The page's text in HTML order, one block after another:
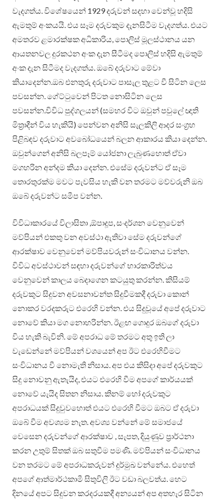
වැදගත්ය. විශේෂයෙන් 1929 දරුවන් සදහා වෙන්වූ හදිසි
ඇමතුම් අංකයයි. එය සෑම දරුවකුම දැනසිටීම වැදගත්ය. එයට
අමතරව ළමාරක්ෂක අධිකාරිය, පොලිස් මූලස්ථානය යන
ආයතනවල දුරකථන අංක දැන සීටීමද පොලිස් හදිසි ඇමතුම්
අංක දැන සිටීමද වැදගත්ය. ඔබේ දරුවාට මේවා
කියාදෙන්න.ඔබ එනතුරු දරුවාට පාසැල තුළට වී සිටින ලෙස
පවසන්න. ගේට්ටුවෙන් පිටත නොසිටින ලෙස
පවසන්න.විවිධ පුද්ගලයන් (සමහර විට ඔවුන් පවුලේ ඥාති
මිත්‍රාදීන් විය හැකියි) පෙන්වන අනිසි සැලකිලි ආදර සංග්‍රහ
පිළිබඳව දරුවාට අවබෝධයෙන් බලන ආකාරය කියා දෙන්න.
ඔවුන්ගෙන් අනිසි බලපෑම් යෝජනා ලැබුණහොත් ඒවා
මගහරින අන්දම කියා දෙන්න. එසේම දරුවන්ට ඒ සෑම
තොරතුරක්ම මවට පැවසිය හැකි වන තරමට මව්වරුනි ඔබ
ඔබේ දරුවන්ට සමීප වන්න.
විවිධාකාරයේ විලාසිතා ,ඕපාදූප, සංදර්ශන වෙනුවෙන්
මව්පියන් එකතු වන අවස්ථා ඇතිවා සේම දරුවන්ගේ
ආරක්ෂාව වෙනුවෙන් මව්පියවරුන් සංවිධානය වන්න.
විවිධ අවස්ථාවන් සඳහා දරුවන්ගේ භාරකාරිත්වය
වෙනුවෙන් කාලය බෙදාගෙන කටයුතු කරන්න. කිසියම්
දරුවකුට සිදුවන අවසනාවන්ත සිදුවීමකදී දරුවා කොන්
නොකර වරදකරුට එරෙහි වන්න. එය සිදුවූයේ අපේ දරුවාට
නොවේ කියා මග නොහරින්න. ඊළඟ ගොදුර ඔබගේ දරුවා
විය හැකි බැවිනි. මේ අපරාධ මේ තරමට අතු ඉති ලා
වැඩෙන්නේ මව්පියන් වශයෙන් අප ඊට එරෙහිවීමට
සංවිධානය වී නොමැති නිසාය. අප එය කිසිදා අපේ දරුවකුට
සිදු නොවනු ඇතැයිද, එයට එරෙහි වීම අපගේ කාර්යයක්
නොවේ යැයිද සිතන නිසාය. කිනම් හෝ දරුවකුට
අපරාධයක් සිදුවුවහොත් එයට එරෙහි වීමට ඔබට ඒ දරුවා
ඔබේ වීම අවශ්‍යම නැත. අවශ්‍ය වන්නේ මේ සමාජයේ
වෙසෙන දරුවන්ගේ ආරක්ෂාව , සැපත, දියුණුව ප්‍රාර්ථනා
කරන උතුම් සිතක් ඔබ සතුවීම පමණි. මව්පියන් සංවිධානය
වන තරමට මේ අපරාධකරුවන් දුර්මුඛ වන්නේය. එහෙත්
අපගේ ආත්මාර්ථකාමී සිතුවිලි ඊට වඩා බලවත්ය. හෙට
දිනයේ අපට සිදුවන කරදරයකදී අන්‍යයන් අප අතහැර සිටින